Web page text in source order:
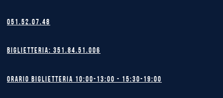
051.52.07.48
Biglietteria: 351.84.51.006
Orario biglietteria 10:00-13:00 - 15:30-19:00